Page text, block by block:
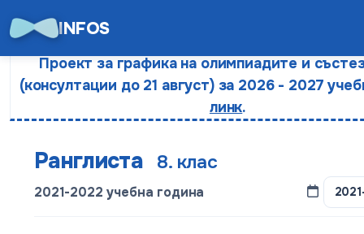
INFOS
Проект за графика на олимпиадите и
(консултации до 21 август) за 2026 - 2027
линк.
Ранглиста 8. клас
2021-2022 учебна година